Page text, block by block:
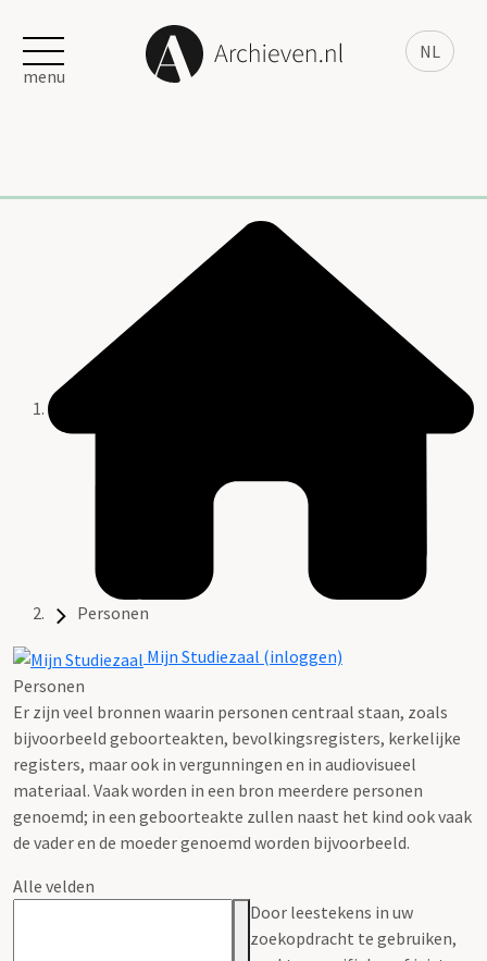
NL
menu
Personen
Mijn Studiezaal (inloggen)
Personen
Er zijn veel bronnen waarin personen centraal staan, zoals
bijvoorbeeld geboorteakten, bevolkingsregisters, kerkelijke
registers, maar ook in vergunningen en in audiovisueel
materiaal. Vaak worden in een bron meerdere personen
genoemd; in een geboorteakte zullen naast het kind ook vaak
de vader en de moeder genoemd worden bijvoorbeeld.
Alle velden
Door leestekens in uw
zoekopdracht te gebruiken,